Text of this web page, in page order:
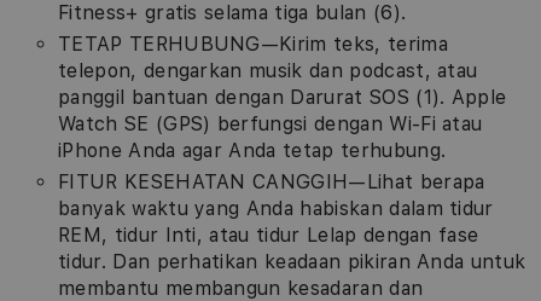
Fitness+ gratis selama tiga bulan (6).
TETAP TERHUBUNG—Kirim teks, terima
telepon, dengarkan musik dan podcast, atau
panggil bantuan dengan Darurat SOS (1). Apple
Watch SE (GPS) berfungsi dengan Wi-Fi atau
iPhone Anda agar Anda tetap terhubung.
FITUR KESEHATAN CANGGIH—Lihat berapa
banyak waktu yang Anda habiskan dalam tidur
REM, tidur Inti, atau tidur Lelap dengan fase
tidur. Dan perhatikan keadaan pikiran Anda untuk
membantu membangun kesadaran dan